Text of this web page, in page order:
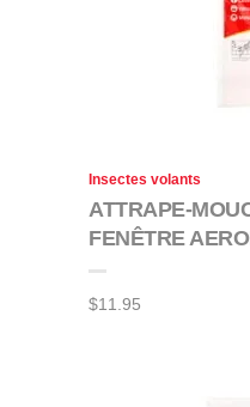
Insectes volants
ATTRAPE-
FENÊTRE
$11.95